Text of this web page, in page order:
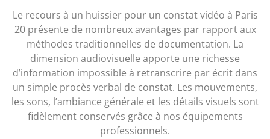
Le recours à un huissier pour un constat vidéo à Paris
20 présente de nombreux avantages par rapport aux
méthodes traditionnelles de documentation. La
dimension audiovisuelle apporte une richesse
d’information impossible à retranscrire par écrit dans
un simple procès verbal de constat. Les mouvements,
les sons, l’ambiance générale et les détails visuels sont
fidèlement conservés grâce à nos équipements
professionnels.